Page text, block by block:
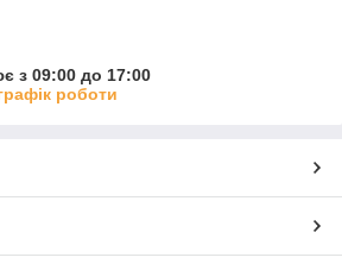
з 09:00 до 17:00
роботи